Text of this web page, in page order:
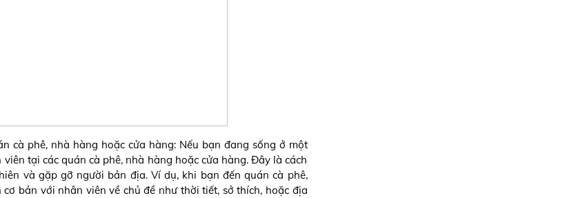
cà phê, nhà hàng hoặc cửa hàng: Nếu bạn đang sống ở một
tại các quán cà phê, nhà hàng hoặc cửa hàng. Đây là cách
và gặp gỡ người bản địa. Ví dụ, khi bạn đến quán cà phê,
bản với nhân viên về chủ đề như thời tiết, sở thích, hoặc địa